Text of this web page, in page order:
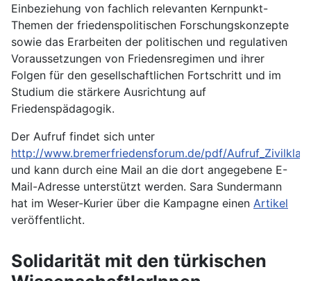
Einbeziehung von fachlich relevanten Kernpunkt-
Themen der friedenspolitischen Forschungskonzepte
sowie das Erarbeiten der politischen und regulativen
Voraussetzungen von Friedensregimen und ihrer
Folgen für den gesellschaftlichen Fortschritt und im
Studium die stärkere Ausrichtung auf
Friedenspädagogik.
Der Aufruf findet sich unter
http://www.bremerfriedensforum.de/pdf/
und kann durch eine Mail an die dort angegebene E-
Mail-Adresse unterstützt werden. Sara Sundermann
hat im Weser-Kurier über die Kampagne einen Artikel
veröffentlicht.
Solidarität mit den türkischen